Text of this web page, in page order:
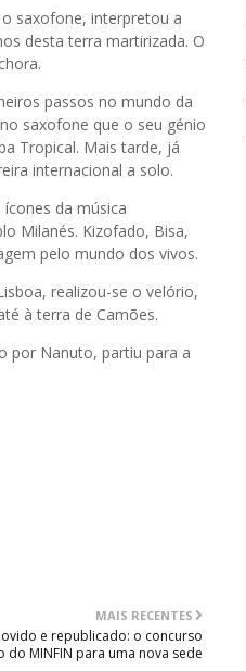
saxofone, interpretou a
desta terra martirizada. O
passos no mundo da
saxofone que o seu génio
Tropical. Mais tarde, já
internacional a solo.
da música
Milanés. Kizofado, Bisa,
pelo mundo dos vivos.
realizou-se o velório,
à terra de Camões.
por Nanuto, partiu para a
MAIS RECENTES
e republicado: o concurso
do MINFIN para uma nova sede